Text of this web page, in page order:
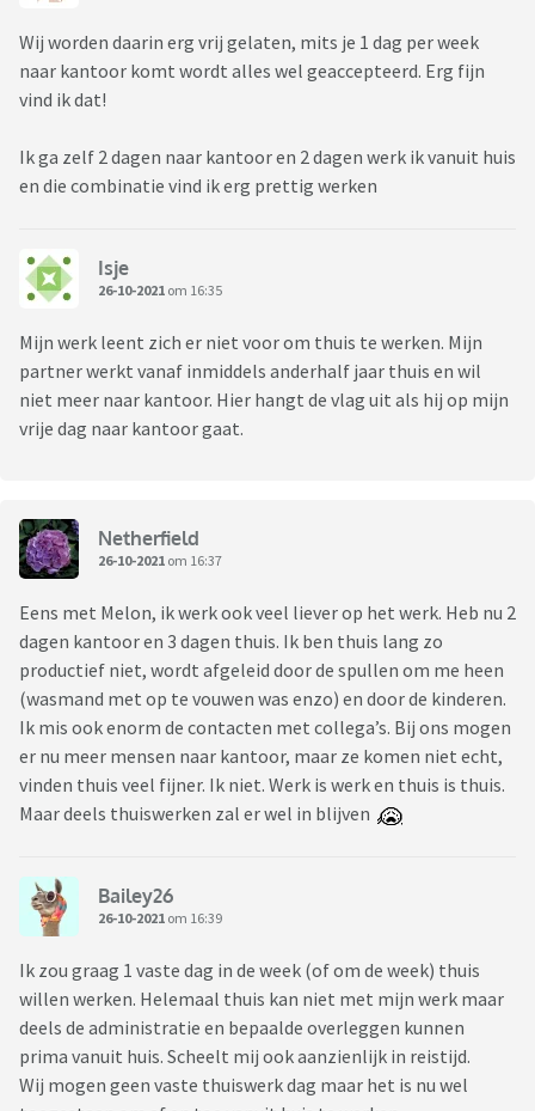
Wij worden daarin erg vrij gelaten, mits je 1 dag per week
naar kantoor komt wordt alles wel geaccepteerd. Erg fijn
vind ik dat!
Ik ga zelf 2 dagen naar kantoor en 2 dagen werk ik vanuit huis
en die combinatie vind ik erg prettig werken
Isje
26-10-2021 om 16:35
Mijn werk leent zich er niet voor om thuis te werken. Mijn
partner werkt vanaf inmiddels anderhalf jaar thuis en wil
niet meer naar kantoor. Hier hangt de vlag uit als hij op mijn
vrije dag naar kantoor gaat.
Netherfield
26-10-2021 om 16:37
Eens met Melon, ik werk ook veel liever op het werk. Heb nu 2
dagen kantoor en 3 dagen thuis. Ik ben thuis lang zo
productief niet, wordt afgeleid door de spullen om me heen
(wasmand met op te vouwen was enzo) en door de kinderen.
Ik mis ook enorm de contacten met collega’s. Bij ons mogen
er nu meer mensen naar kantoor, maar ze komen niet echt,
vinden thuis veel fijner. Ik niet. Werk is werk en thuis is thuis.
Maar deels thuiswerken zal er wel in blijven
Bailey26
26-10-2021 om 16:39
Ik zou graag 1 vaste dag in de week (of om de week) thuis
willen werken. Helemaal thuis kan niet met mijn werk maar
deels de administratie en bepaalde overleggen kunnen
prima vanuit huis. Scheelt mij ook aanzienlijk in reistijd.
Wij mogen geen vaste thuiswerk dag maar het is nu wel